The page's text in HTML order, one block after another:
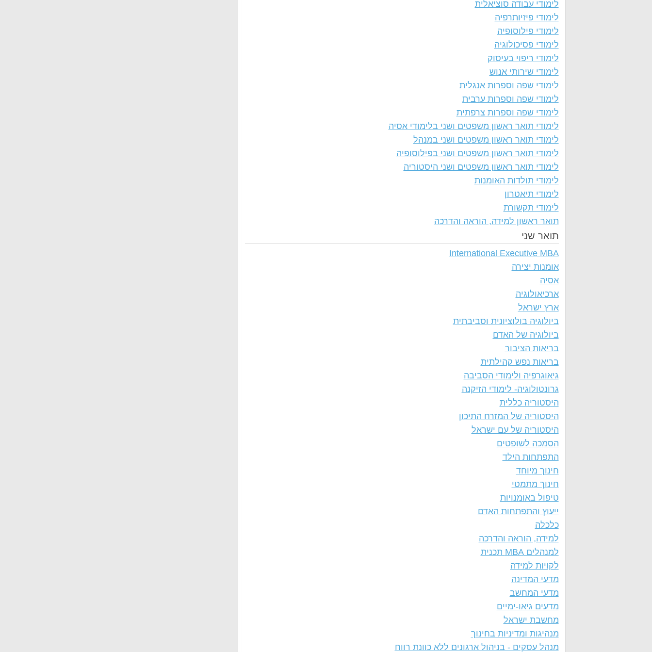
לימודי עבודה סוציאלית
לימודי פיזיותרפיה
לימודי פילוסופיה
לימודי פסיכולוגיה
לימודי ריפוי בעיסוק
לימודי שירותי אנוש
לימודי שפה וספרות אנגלית
לימודי שפה וספרות ערבית
לימודי שפה וספרות צרפתית
לימודי תואר ראשון משפטים ושני בלימודי אסיה
לימודי תואר ראשון משפטים ושני במנהל
לימודי תואר ראשון משפטים ושני בפילוסופיה
לימודי תואר ראשון משפטים ושני היסטוריה
לימודי תולדות האומנות
לימודי תיאטרון
לימודי תקשורת
תואר ראשון למידה, הוראה והדרכה
תואר שני
International Executive MBA
אומנות יצירה
אסיה
ארכיאולוגיה
ארץ ישראל
ביולוגיה בולוציונית וסביבתית
ביולוגיה של האדם
בריאות הציבור
בריאות נפש קהילתית
גיאוגרפיה ולימודי הסביבה
גרונטולוגיה- לימודי הזיקנה
היסטוריה כללית
היסטוריה של המזרח התיכון
היסטוריה של עם ישראל
הסמכה לשופטים
התפתחות הילד
חינוך מיוחד
חינוך מתמטי
טיפול באומנויות
ייעוץ והתפתחות האדם
כלכלה
למידה, הוראה והדרכה
למנהלים MBA תכנית
לקויות למידה
מדעי המדינה
מדעי המחשב
מדעים גיאו-ימיים
מחשבת ישראל
מנהיגות ומדיניות בחינוך
מנהל עסקים - בניהול ארגונים ללא כוונת רווח